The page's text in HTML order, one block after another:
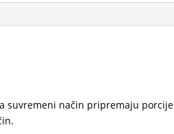
suvremeni način pripremaju porcije